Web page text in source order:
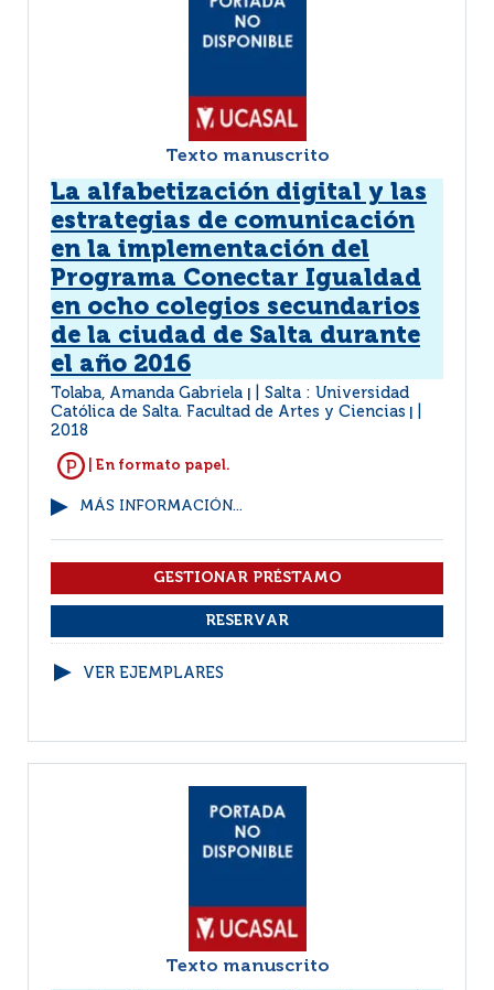
Texto manuscrito
La alfabetización digital y las
estrategias de comunicación
en la implementación del
Programa Conectar Igualdad
en ocho colegios secundarios
de la ciudad de Salta durante
el año 2016
Tolaba, Amanda Gabriela
Salta : Universidad
Católica de Salta. Facultad de Artes y Ciencias
2018
| En formato papel.
MÁS INFORMACIÓN...
VER EJEMPLARES
Texto manuscrito